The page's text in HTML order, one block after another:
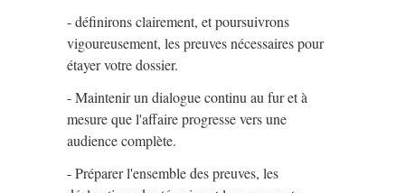
- définirons clairement, et poursuivrons
vigoureusement, les preuves nécessaires pour
étayer votre dossier.
- Maintenir un dialogue continu au fur et à
mesure que l'affaire progresse vers une
audience complète.
- Préparer l'ensemble des preuves, les